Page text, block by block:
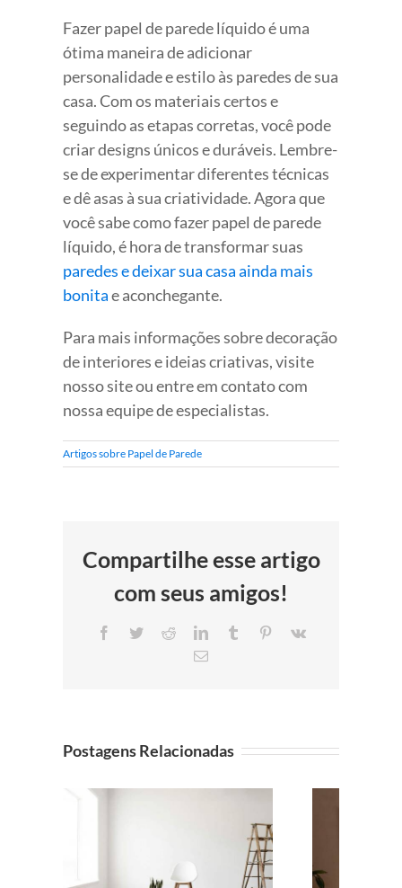
Fazer papel de parede líquido é uma
ótima maneira de adicionar
personalidade e estilo às paredes de sua
casa. Com os materiais certos e
seguindo as etapas corretas, você pode
criar designs únicos e duráveis. Lembre-
se de experimentar diferentes técnicas
e dê asas à sua criatividade. Agora que
você sabe como fazer papel de parede
líquido, é hora de transformar suas
paredes e deixar sua casa ainda mais
bonitae aconchegante.
Para mais informações sobre decoração
de interiores e ideias criativas, visite
nosso site ou entre em contato com
nossa equipe de especialistas.
Artigos sobre Papel de Parede
Compartilhe esse artigo
com seus amigos!
Facebook
TwitterRedditLinkedInTumblr Pinterest
Vk
E-
Postagens Relacionadas